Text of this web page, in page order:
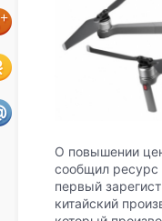
О повышении
сообщил ресурс
первый
китайский